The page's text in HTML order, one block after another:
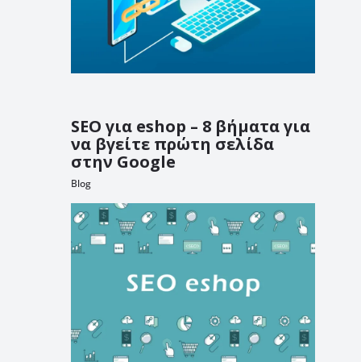
SEO για eshop – 8 βήματα για
να βγείτε πρώτη σελίδα
στην Google
Blog